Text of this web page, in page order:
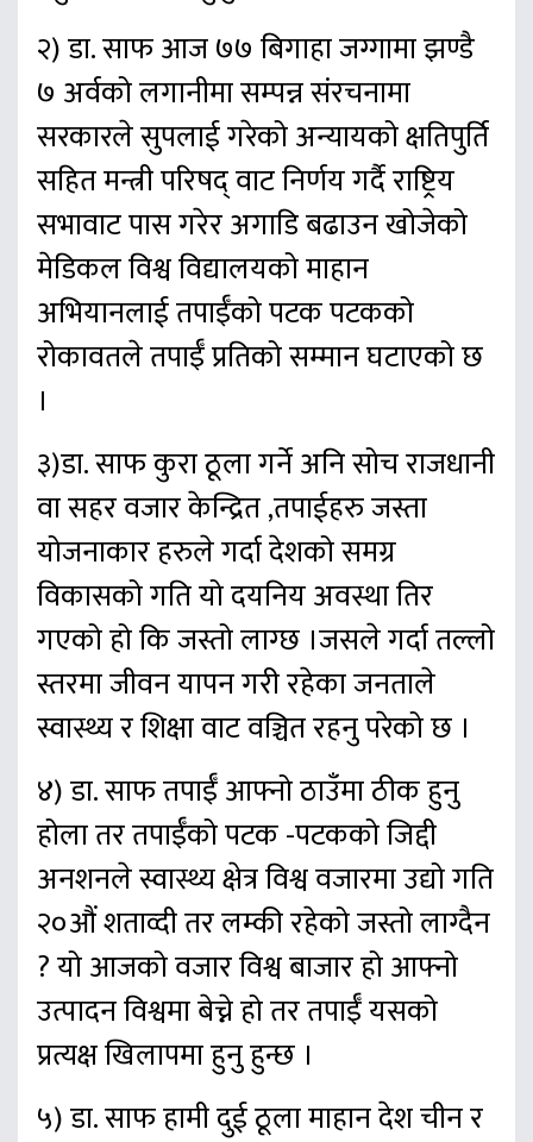
२) डा. साफ आज ७७ बिगाहा जग्गामा झण्डै
७ अर्वको लगानीमा सम्पन्न संरचनामा
सरकारले सुपलाई गरेको अन्यायको क्षतिपुर्ति
सहित मन्त्री परिषद् वाट निर्णय गर्दै राष्ट्रिय
सभावाट पास गरेर अगाडि बढाउन खोजेको
मेडिकल विश्व विद्यालयको माहान
अभियानलाई तपाईँको पटक पटकको
रोकावतले तपाईँ प्रतिको सम्मान घटाएको छ
।
३)डा. साफ कुरा ठूला गर्ने अनि सोच राजधानी
वा सहर वजार केन्द्रित ,तपाईहरु जस्ता
योजनाकार हरुले गर्दा देशको समग्र
विकासको गति यो दयनिय अवस्था तिर
गएको हो कि जस्तो लाग्छ ।जसले गर्दा तल्लो
स्तरमा जीवन यापन गरी रहेका जनताले
स्वास्थ्य र शिक्षा वाट वञ्चित रहनु परेको छ ।
४) डा. साफ तपाईँ आफ्नो ठाउँमा ठीक हुनु
होला तर तपाईँको पटक -पटकको जिद्दी
अनशनले स्वास्थ्य क्षेत्र विश्व वजारमा उद्यो गति
२०औं शताव्दी तर लम्की रहेको जस्तो लाग्दैन
? यो आजको वजार विश्व बाजार हो आफ्नो
उत्पादन विश्वमा बेच्ने हो तर तपाईँ यसको
प्रत्यक्ष खिलापमा हुनु हुन्छ ।
५) डा. साफ हामी दुई ठूला माहान देश चीन र